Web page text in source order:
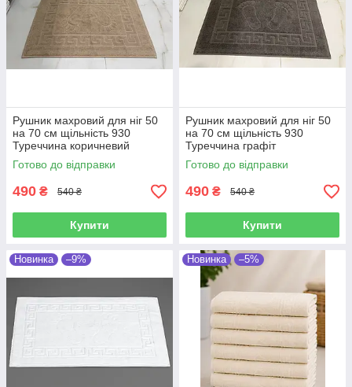
Рушник махровий для ніг 50
на 70 см щільність 930
Туреччина коричневий
Готово до відправки
490 ₴ 540 ₴
Купити
Рушник махровий для ніг 50
на 70 см щільність 930
Туреччина графіт
Готово до відправки
490 ₴ 540 ₴
Купити
Новинка –9% Новинка –5%